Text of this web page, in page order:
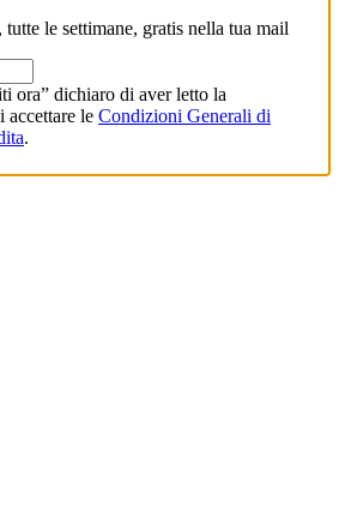
le settimane, gratis nella tua mail
ora” dichiaro di aver letto la
accettare le Condizioni Generali di
.